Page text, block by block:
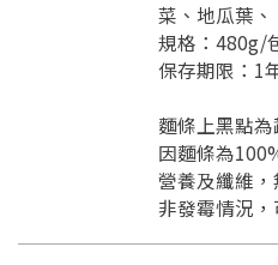
菜、地瓜葉
規格：480g/
保存期限：1
麵條上黑點為
因麵條為
營養及纖維，
非發霉情況